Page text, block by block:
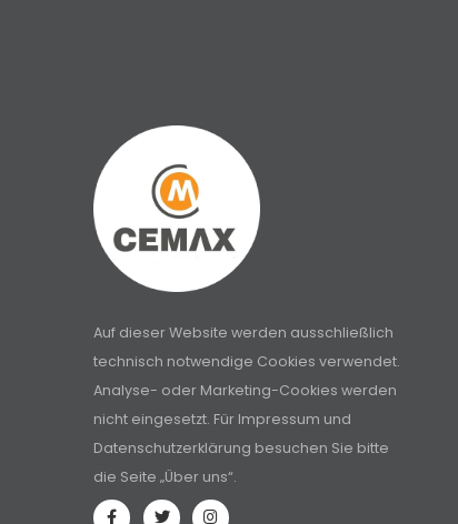
Auf dieser Website werden ausschließlich
technisch notwendige Cookies verwendet.
Analyse- oder Marketing-Cookies werden
nicht eingesetzt. Für Impressum und
Datenschutzerklärung besuchen Sie bitte
die Seite „Über uns“.